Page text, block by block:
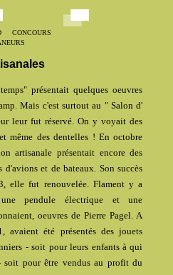
CONCOURS
présentait quelques oeuvres
Mais c'est surtout au " Salon d'
leur fut réservé. On y voyait des
même des dentelles ! En octobre
artisanale présentait encore des
d'avions et de bateaux. Son succès
elle fut renouvelée. Flament y a
une pendule électrique et une
oeuvres de Pierre Pagel. A
avaient été présentés des jouets
- soit pour leurs enfants à qui
pour être vendus au profit du